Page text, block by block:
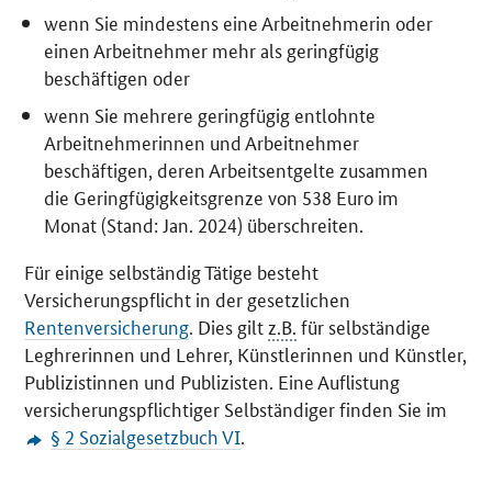
wenn Sie mindestens eine Arbeitnehmerin oder
einen Arbeitnehmer mehr als geringfügig
beschäftigen oder
wenn Sie mehrere geringfügig entlohnte
Arbeitnehmerinnen und Arbeitnehmer
beschäftigen, deren Arbeitsentgelte zusammen
die Geringfügigkeitsgrenze von 538 Euro im
Monat (Stand: Jan. 2024) überschreiten.
Für einige selbständig Tätige besteht
Versicherungspflicht in der gesetzlichen
Rentenversicherung. Dies gilt z.B. für selbständige
Leghrerinnen und Lehrer, Künstlerinnen und Künstler,
Publizistinnen und Publizisten. Eine Auflistung
versicherungspflichtiger Selbständiger finden Sie im
§ 2 Sozialgesetzbuch VI.